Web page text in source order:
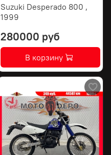
Suzuki Desperado 800 ,
1999
280000 руб
В корзину